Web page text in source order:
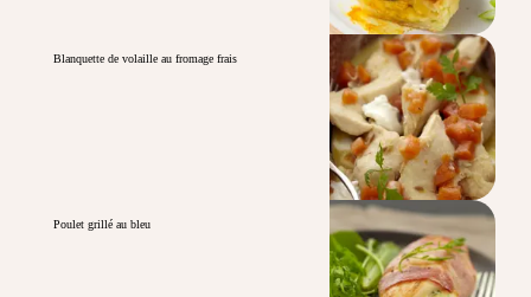
Blanquette de volaille au fromage frais
Poulet grillé au bleu